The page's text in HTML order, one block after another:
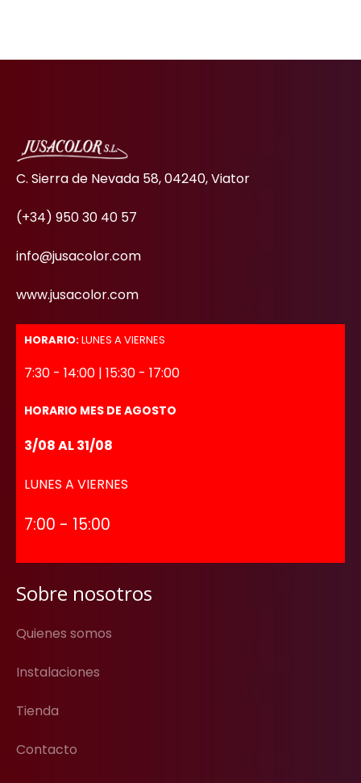
C. Sierra de Nevada 58, 04240, Viator
(+34) 950 30 40 57
info@jusacolor.com
www.jusacolor.com
HORARIO:LUNES A VIERNES
7:30 - 14:00 | 15:30 - 17:00
HORARIO MES DE AGOSTO
3/08 AL 31/08
LUNES A VIERNES
7:00 - 15:00
Sobre nosotros
Quienes somos
Instalaciones
Tienda
Contacto